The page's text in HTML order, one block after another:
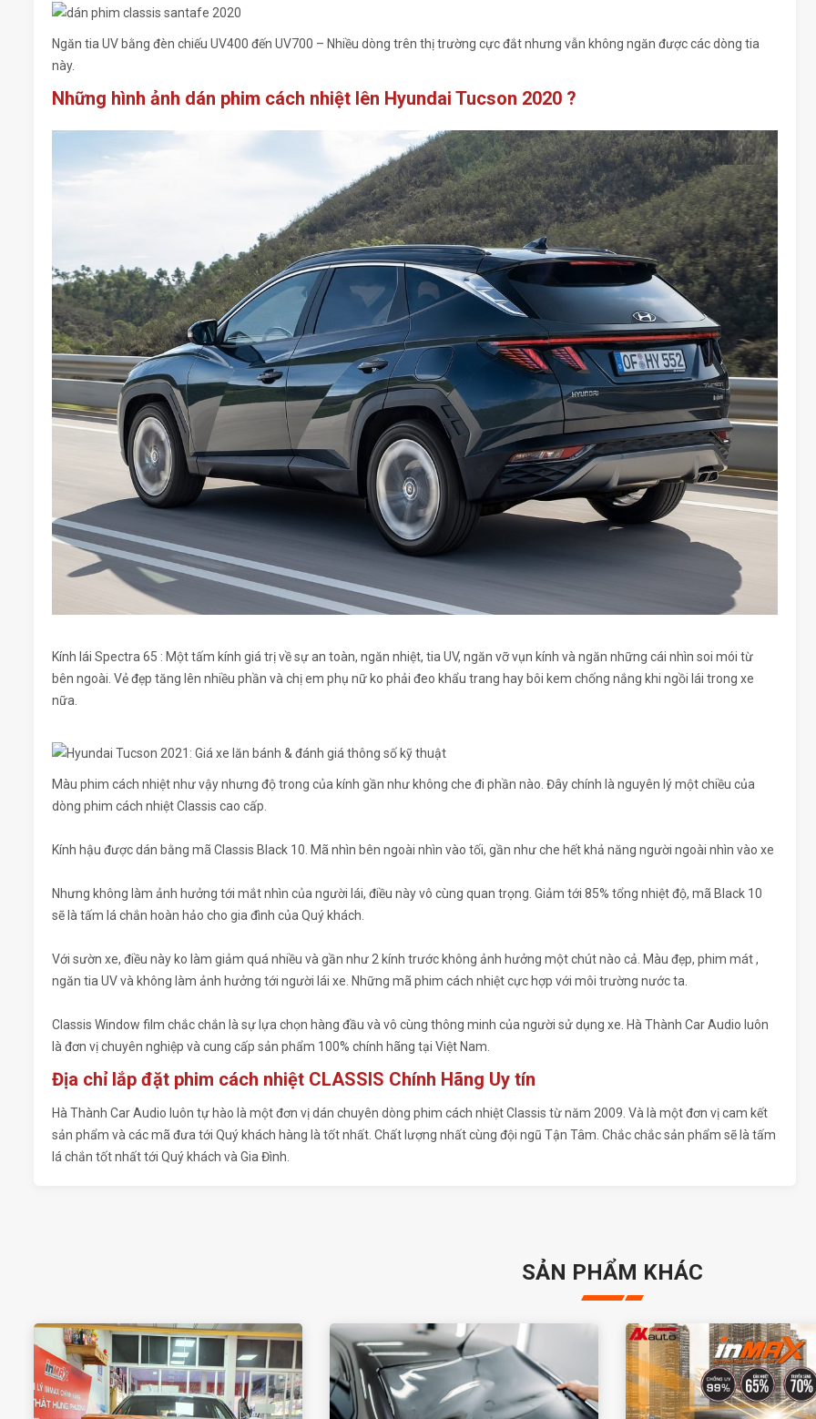
Ngăn tia UV bằng đèn chiếu UV400 đến UV700 – Nhiều dòng trên thị trường cực đắt nhưng vẫn không ngăn được các dòng tia
này.
Những hình ảnh dán phim cách nhiệt lên Hyundai Tucson 2020 ?
Kính lái Spectra 65 : Một tấm kính giá trị về sự an toàn, ngăn nhiệt, tia UV, ngăn vỡ vụn kính và ngăn những cái nhìn soi mói từ
bên ngoài. Vẻ đẹp tăng lên nhiều phần và chị em phụ nữ ko phải đeo khẩu trang hay bôi kem chống nắng khi ngồi lái trong xe
nữa.
Màu phim cách nhiệt như vậy nhưng độ trong của kính gần như không che đi phần nào. Đây chính là nguyên lý một chiều của
dòng phim cách nhiệt Classis cao cấp.
Kính hậu được dán bằng mã Classis Black 10. Mã nhìn bên ngoài nhìn vào tối, gần như che hết khả năng người ngoài nhìn vào xe
Nhưng không làm ảnh hưởng tới mắt nhìn của người lái, điều này vô cùng quan trọng. Giảm tới 85% tổng nhiệt độ, mã Black 10
sẽ là tấm lá chắn hoàn hảo cho gia đình của Quý khách.
Với sườn xe, điều này ko làm giảm quá nhiều và gần như 2 kính trước không ảnh hưởng một chút nào cả. Màu đẹp, phim mát ,
ngăn tia UV và không làm ảnh hưởng tới người lái xe. Những mã phim cách nhiệt cực hợp với môi trường nước ta.
Classis Window film chắc chắn là sự lựa chọn hàng đầu và vô cùng thông minh của người sử dụng xe. Hà Thành Car Audio luôn
là đơn vị chuyên nghiệp và cung cấp sản phẩm 100% chính hãng tại Việt Nam.
Địa chỉ lắp đặt phim cách nhiệt CLASSIS Chính Hãng Uy tín
Hà Thành Car Audio luôn tự hào là một đơn vị dán chuyên dòng phim cách nhiệt Classis từ năm 2009. Và là một đơn vị cam kết
sản phẩm và các mã đưa tới Quý khách hàng là tốt nhất. Chất lượng nhất cùng đội ngũ Tận Tâm. Chắc chắc sản phẩm sẽ là tấm
lá chắn tốt nhất tới Quý khách và Gia Đình.
SẢN PHẨM KHÁC